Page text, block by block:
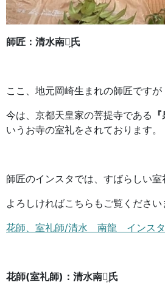
師匠：清水南龍̪氏
ここ、地元岡崎生まれの師匠ですが
今は、京都天皇家の菩提寺である
いうお寺の室礼をされております。
師匠のインスタでは、すばらしい
よろしければこちらもご覧くださ
花師、室礼師/清水 南龍 インスタ
花師(室礼師)：清水南龍̪氏